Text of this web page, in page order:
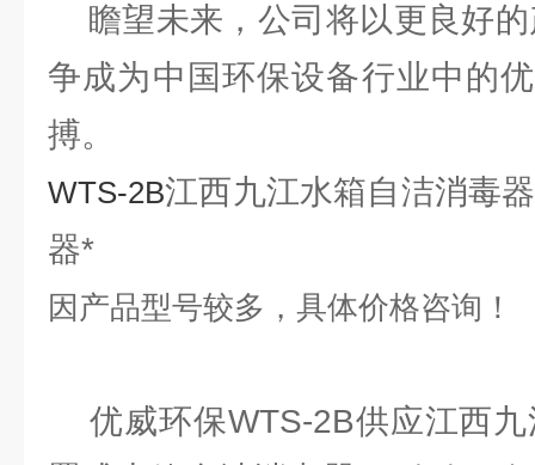
瞻望未来，公司将以更良好的
争成为中国环保设备行业中的
搏。
WTS-2B江西九江水箱自洁消毒
器*
因产品型号较多，具体价格咨询！
优威环保WTS-2B供应江西九